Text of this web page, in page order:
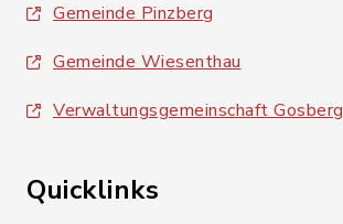
Gemeinde Pinzberg
Gemeinde Wiesenthau
Verwaltungsgemeinschaft Gosberg
Quicklinks